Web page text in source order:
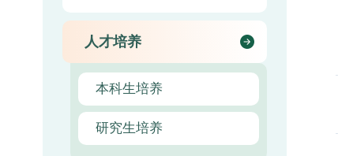
人才培养
本科生培养
研究生培养